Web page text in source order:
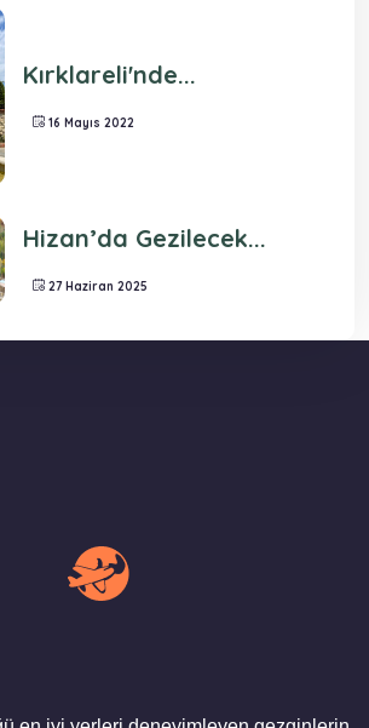
Kırklareli'nde...
16 Mayıs 2022
Hizan’da Gezilecek...
27 Haziran 2025